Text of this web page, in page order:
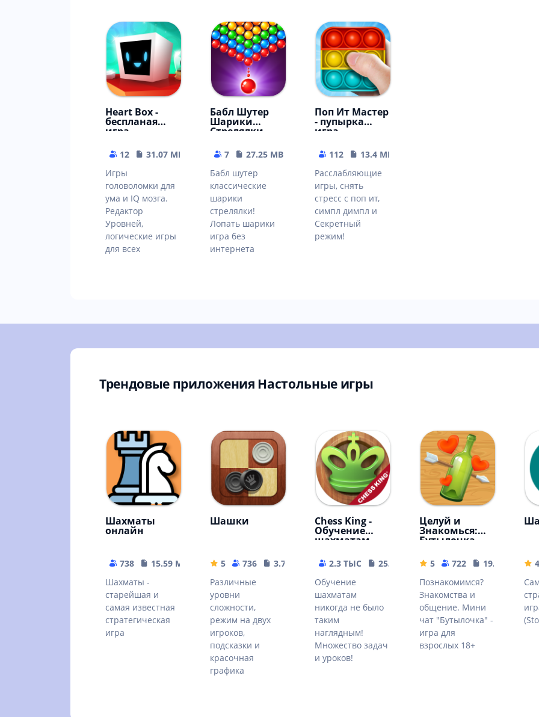
Heart Box -
беспланая
игра
для ума детей
12
31.07 MB
Игры
головоломки для
ума и IQ мозга.
Редактор
Уровней,
логические игры
для всех
Бабл Шутер
Шарики
Стрелялки
Интернета
7
27.25 MB
Бабл шутер
классические
шарики
стрелялки!
Лопать шарики
игра без
интернета
Поп Ит Мастер
- пупырка
игра
112
13.4 MB
Расслабляющие
игры, снять
стресс с поп ит,
симпл димпл и
Секретный
режим!
Трендовые приложения Настольные игры
Шахматы
онлайн
738
15.59 MB
Шахматы -
старейшая и
самая известная
стратегическая
игра
Шашки
5 736
3.71 MB
Различные
уровни
сложности,
режим на двух
игроков,
подсказки и
красочная
графика
Chess King -
Обучение
шахматам
2.3 ТЫС
25.93 MB
Обучение
шахматам
никогда не было
таким
наглядным!
Множество задач
и уроков!
Целуй и
Знакомься:
Бутылочка
5 722
19.57 MB
Познакомимся?
Знакомства и
общение. Мини
чат "Бутылочка" -
игра для
взрослых 18+